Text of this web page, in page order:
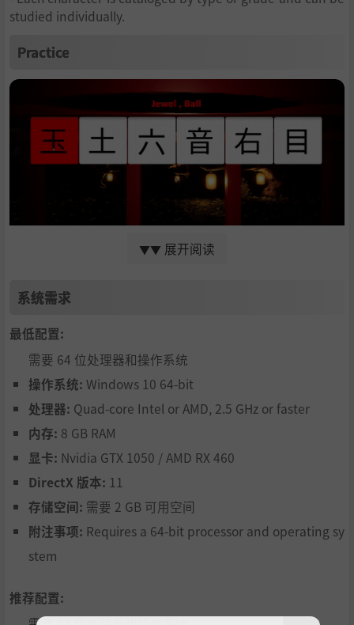
studied individually.
Practice
racters.
Challenge
aracters.
- Test your knowledge with timed quizzes.
▼▼ 展开阅读
系统需求
最低配置:
需要 64 位处理器和操作系统
操作系统: Windows 10 64-bit
处理器: Quad-core Intel or AMD, 2.5 GHz or faster
内存: 8 GB RAM
显卡: Nvidia GTX 1050 / AMD RX 460
DirectX 版本: 11
存储空间: 需要 2 GB 可用空间
附注事项: Requires a 64-bit processor and operating sy
stem
推荐配置: